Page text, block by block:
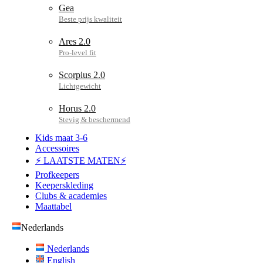
Gea
Ares 2.0
Scorpius 2.0
Horus 2.0
Kids maat 3-6
Accessoires
⚡ LAATSTE MATEN⚡
Profkeepers
Keeperskleding
Clubs & academies
Maattabel
Nederlands
Nederlands
English